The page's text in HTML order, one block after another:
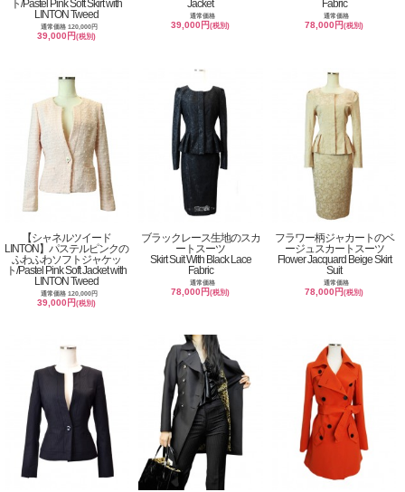
ト/Pastel Pink Soft Skirt with
LINTON Tweed
通常価格 120,000円
39,000円(税別)
Jacket
通常価格
39,000円(税別)
Fabric
通常価格
78,000円(税別)
【シャネルツイード
LINTON】パステルピンクの
ふわふわソフトジャケッ
ト/Pastel Pink Soft Jacket with
LINTON Tweed
通常価格 120,000円
39,000円(税別)
ブラックレース生地のスカ
ートスーツ
Skirt Suit With Black Lace
Fabric
通常価格
78,000円(税別)
フラワー柄ジャカートのベ
ージュスカートスーツ
Flower Jacquard Beige Skirt
Suit
通常価格
78,000円(税別)